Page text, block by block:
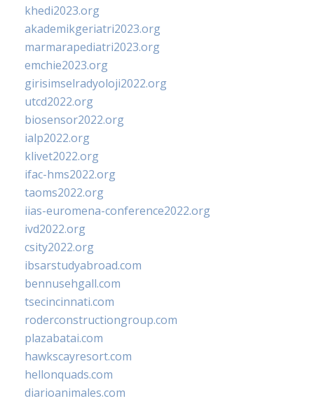
khedi2023.org
akademikgeriatri2023.org
marmarapediatri2023.org
emchie2023.org
girisimselradyoloji2022.org
utcd2022.org
biosensor2022.org
ialp2022.org
klivet2022.org
ifac-hms2022.org
taoms2022.org
iias-euromena-conference2022.org
ivd2022.org
csity2022.org
ibsarstudyabroad.com
bennusehgall.com
tsecincinnati.com
roderconstructiongroup.com
plazabatai.com
hawkscayresort.com
hellonquads.com
diarioanimales.com